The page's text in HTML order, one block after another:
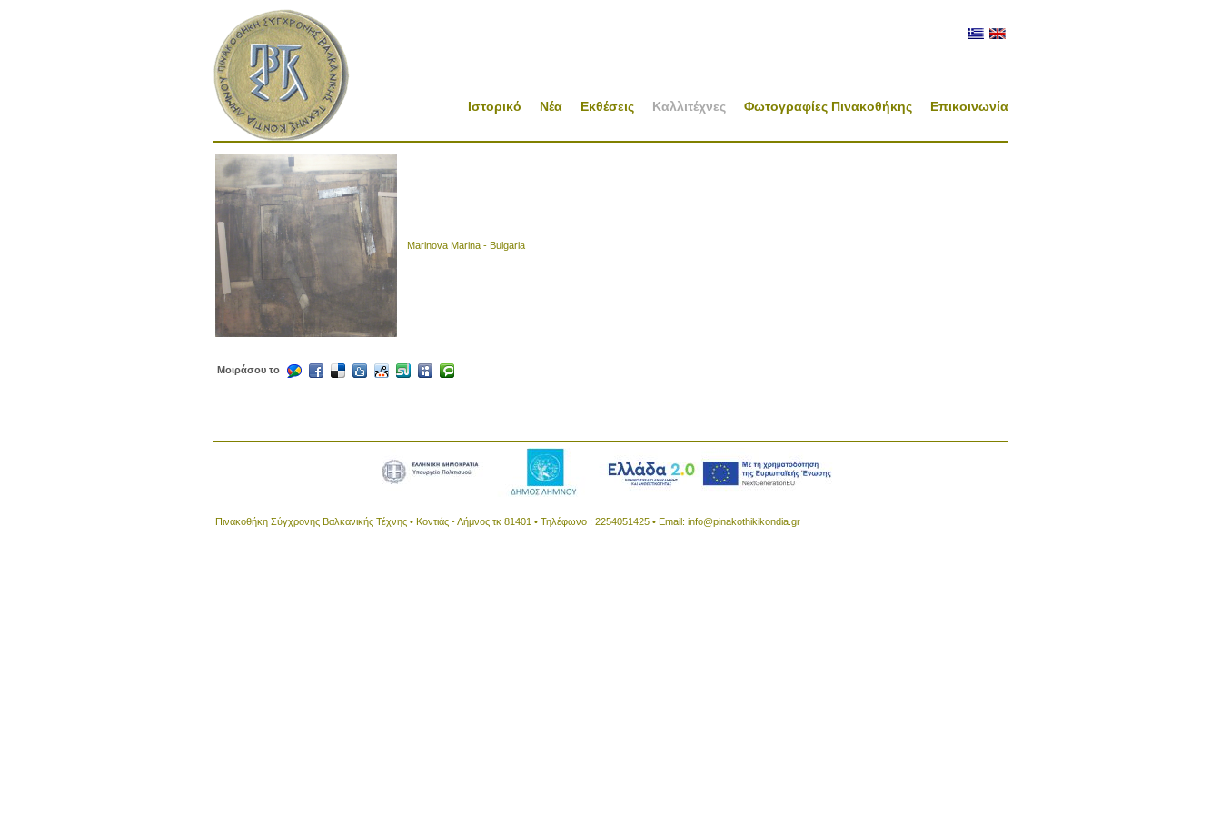
Επικοινωνία
Φωτογραφίες Πινακοθήκης
Καλλιτέχνες
Εκθέσεις
Νέα
Ιστορικό
Marinova Marina - Bulgaria
Μοιράσου το
Πινακοθήκη Σύγχρονης Βαλκανικής Τέχνης • Κοντιάς - Λήμνος τκ 81401 • Τηλέφωνο : 2254051425 • Email: info@pinakothikikondia.gr